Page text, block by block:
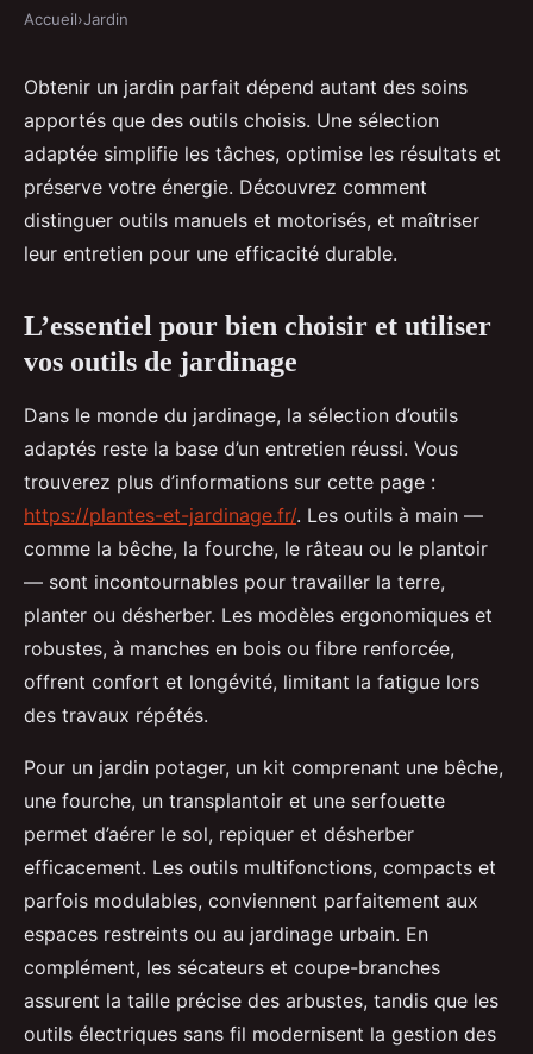
Les meilleurs outils de jardinage
pour un jardin parfait
Inaya•5 juillet 2025•5 min de lecture
Accueil›Jardin
Obtenir un jardin parfait dépend autant des soins
apportés que des outils choisis. Une sélection
adaptée simplifie les tâches, optimise les résultats et
préserve votre énergie. Découvrez comment
distinguer outils manuels et motorisés, et maîtriser
leur entretien pour une efficacité durable.
L’essentiel pour bien choisir et utiliser
vos outils de jardinage
Dans le monde du jardinage, la sélection d’outils
adaptés reste la base d’un entretien réussi. Vous
trouverez plus d’informations sur cette page :
https://plantes-et-jardinage.fr/. Les outils à main —
comme la bêche, la fourche, le râteau ou le plantoir
— sont incontournables pour travailler la terre,
planter ou désherber. Les modèles ergonomiques et
robustes, à manches en bois ou fibre renforcée,
offrent confort et longévité, limitant la fatigue lors
des travaux répétés.
Pour un jardin potager, un kit comprenant une bêche,
une fourche, un transplantoir et une serfouette
permet d’aérer le sol, repiquer et désherber
efficacement. Les outils multifonctions, compacts et
parfois modulables, conviennent parfaitement aux
espaces restreints ou au jardinage urbain. En
complément, les sécateurs et coupe-branches
assurent la taille précise des arbustes, tandis que les
outils électriques sans fil modernisent la gestion des